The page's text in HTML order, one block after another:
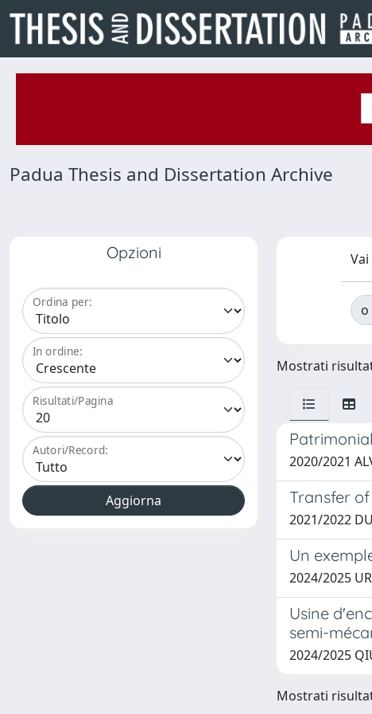
Padua Thesis and Dissertation Archive
Opzioni
Ordina per:
In ordine:
Risultati/Pagina
Autori/Record:
Vai
o
Mostrati
2020/2021
Transfer
2021/2022
Un
2024/2025
Usine
semi-
2024/2025
Mostrati